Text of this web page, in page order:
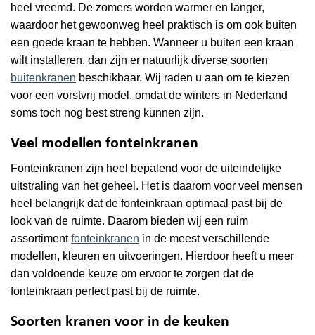
heel vreemd. De zomers worden warmer en langer,
waardoor het gewoonweg heel praktisch is om ook buiten
een goede kraan te hebben. Wanneer u buiten een kraan
wilt installeren, dan zijn er natuurlijk diverse soorten
buitenkranen beschikbaar. Wij raden u aan om te kiezen
voor een vorstvrij model, omdat de winters in Nederland
soms toch nog best streng kunnen zijn.
Veel modellen fonteinkranen
Fonteinkranen zijn heel bepalend voor de uiteindelijke
uitstraling van het geheel. Het is daarom voor veel mensen
heel belangrijk dat de fonteinkraan optimaal past bij de
look van de ruimte. Daarom bieden wij een ruim
assortimentfonteinkranen in de meest verschillende
modellen, kleuren en uitvoeringen. Hierdoor heeft u meer
dan voldoende keuze om ervoor te zorgen dat de
fonteinkraan perfect past bij de ruimte.
Soorten kranen voor in de keuken